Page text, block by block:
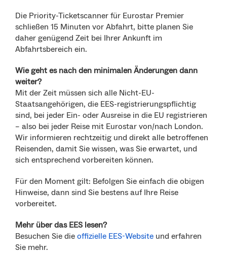
Die Priority-Ticketscanner für Eurostar Premier
schließen 15 Minuten vor Abfahrt, bitte planen Sie
daher genügend Zeit bei Ihrer Ankunft im
Abfahrtsbereich ein.
Wie geht es nach den minimalen Änderungen dann
weiter?
Mit der Zeit müssen sich alle Nicht-EU-
Staatsangehörigen, die EES-registrierungspflichtig
sind, bei jeder Ein- oder Ausreise in die EU registrieren
– also bei jeder Reise mit Eurostar von/nach London.
Wir informieren rechtzeitig und direkt alle betroffenen
Reisenden, damit Sie wissen, was Sie erwartet, und
sich entsprechend vorbereiten können.
Für den Moment gilt: Befolgen Sie einfach die obigen
Hinweise, dann sind Sie bestens auf Ihre Reise
vorbereitet.
Mehr über das EES lesen?
Besuchen Sie die offizielle EES-Website und erfahren
Sie mehr.